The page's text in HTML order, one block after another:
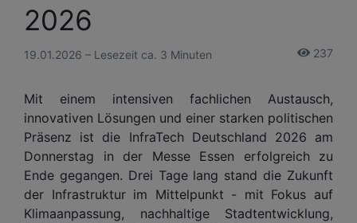
2026
19.01.2026 – Lesezeit ca. 3 Minuten 237
Mit einem intensiven fachlichen Austausch,
innovativen Lösungen und einer starken politischen
Präsenz ist die InfraTech Deutschland 2026 am
Donnerstag in der Messe Essen erfolgreich zu
Ende gegangen. Drei Tage lang stand die Zukunft
der Infrastruktur im Mittelpunkt - mit Fokus auf
Klimaanpassung, nachhaltige Stadtentwicklung,